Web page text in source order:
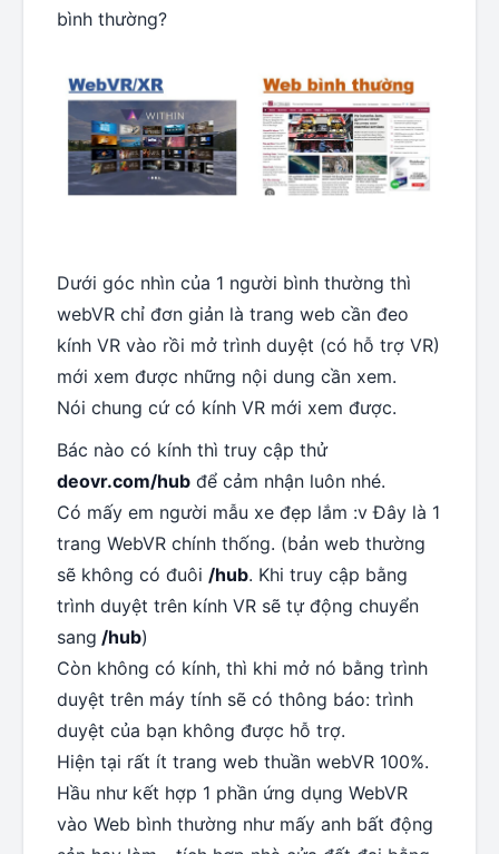
bình thường?
Dưới góc nhìn của 1 người bình thường thì
webVR chỉ đơn giản là trang web cần đeo
kính VR vào rồi mở trình duyệt (có hỗ trợ VR)
mới xem được những nội dung cần xem.
Nói chung cứ có kính VR mới xem được.
Bác nào có kính thì truy cập thử
deovr.com/hub để cảm nhận luôn nhé.
Có mấy em người mẫu xe đẹp lắm :v Đây là 1
trang WebVR chính thống. (bản web thường
sẽ không có đuôi /hub. Khi truy cập bằng
trình duyệt trên kính VR sẽ tự động chuyển
sang /hub)
Còn không có kính, thì khi mở nó bằng trình
duyệt trên máy tính sẽ có thông báo: trình
duyệt của bạn không được hỗ trợ.
Hiện tại rất ít trang web thuần webVR 100%.
Hầu như kết hợp 1 phần ứng dụng WebVR
vào Web bình thường như mấy anh bất động